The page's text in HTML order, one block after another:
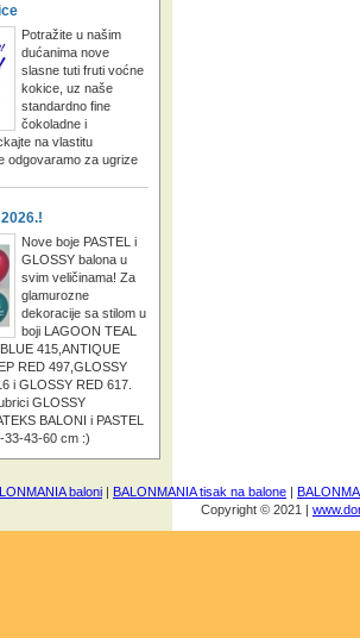
Potražite u našim
dućanima nove
slasne tuti fruti voćne
kokice, uz naše
standardno fine
čokoladne i
na vlastitu
odgovaramo za ugrize
Nove boje PASTEL i
GLOSSY balona u
svim veličinama! Za
glamurozne
dekoracije sa stilom u
boji LAGOON TEAL
415,ANTIQUE
RED 497,GLOSSY
i GLOSSY RED 617.
GLOSSY
BALONI i PASTEL
33-43-60 cm :)
baloni | BALONMANIA tisak na balone |
Copyright © 2021 |